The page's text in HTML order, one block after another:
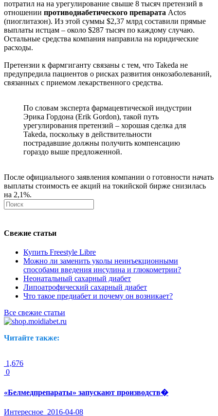
потратил на на урегулирование свыше 8 тысяч претензий в
отношении противодиабетического препарата Actos
(пиоглитазон). Из этой суммы $2,37 млрд составили прямые
выплаты истцам – около $287 тысяч по каждому случаю.
Остальные средства компания направила на юридические
расходы.
Претензии к фармгиганту связаны с тем, что Takeda не
предупредила пациентов о рисках развития онкозаболеваний,
связанных с приемом лекарственного средства.
По словам эксперта фармацевтической индустрии
Эрика Гордона (Erik Gordon), такой путь
урегулирования претензий – хорошая сделка для
Takeda, поскольку в действительности
пострадавшие должны получить компенсацию
гораздо выше предложенной.
После официального заявления компании о готовности начать
выплаты стоимость ее акций на токийской бирже снизилась
на 2,1%.
Свежие статьи
Купить Freestyle Libre
Можно ли заменить уколы неинъекционными
способами введения инсулина и глюкометрии?
Неонатальный сахарный диабет
Липоатрофический сахарный диабет
Что такое предиабет и почему он возникает?
Все свежие статьи
Читайте также:
1,676
0
«Белмедпрепараты» запускают производств�
Интересное 2016-04-08